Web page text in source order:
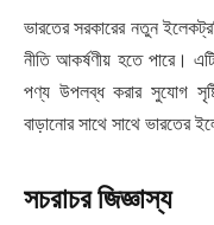
ভারতের সরকারের নতুন
নীতি আকর্ষণীয় হতে পারে।
পণ্য উপলব্ধ করার সুযোগ
বাড়ানোর সাথে সাথে ভারতের
সচরাচর জিজ্ঞাস্য